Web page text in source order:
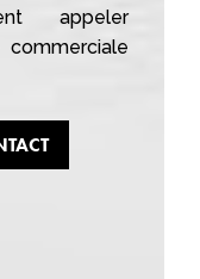
appeler